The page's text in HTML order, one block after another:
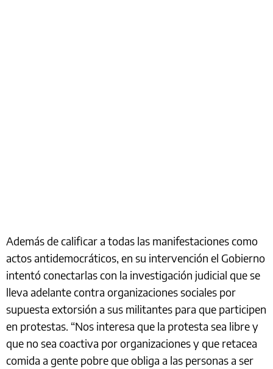
Además de calificar a todas las manifestaciones como
actos antidemocráticos, en su intervención el Gobierno
intentó conectarlas con la investigación judicial que se
lleva adelante contra organizaciones sociales por
supuesta extorsión a sus militantes para que participen
en protestas. “Nos interesa que la protesta sea libre y
que no sea coactiva por organizaciones y que retacea
comida a gente pobre que obliga a las personas a ser